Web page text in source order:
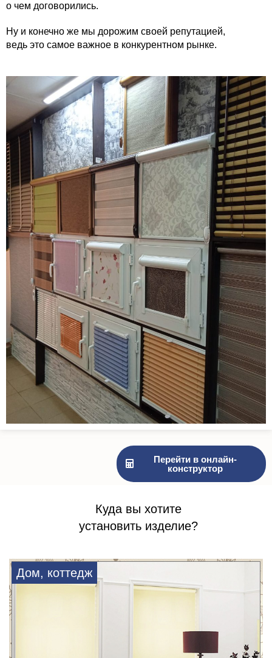
о чем договорились.
Ну и конечно же мы дорожим своей репутацией,
ведь это самое важное в конкурентном рынке.
Перейти в онлайн-
конструктор
Куда вы хотите
установить изделие?
Дом, коттедж